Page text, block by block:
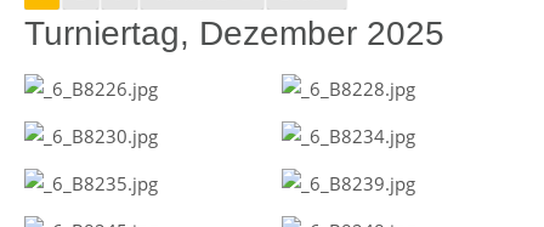
Turniertag, Dezember 2025